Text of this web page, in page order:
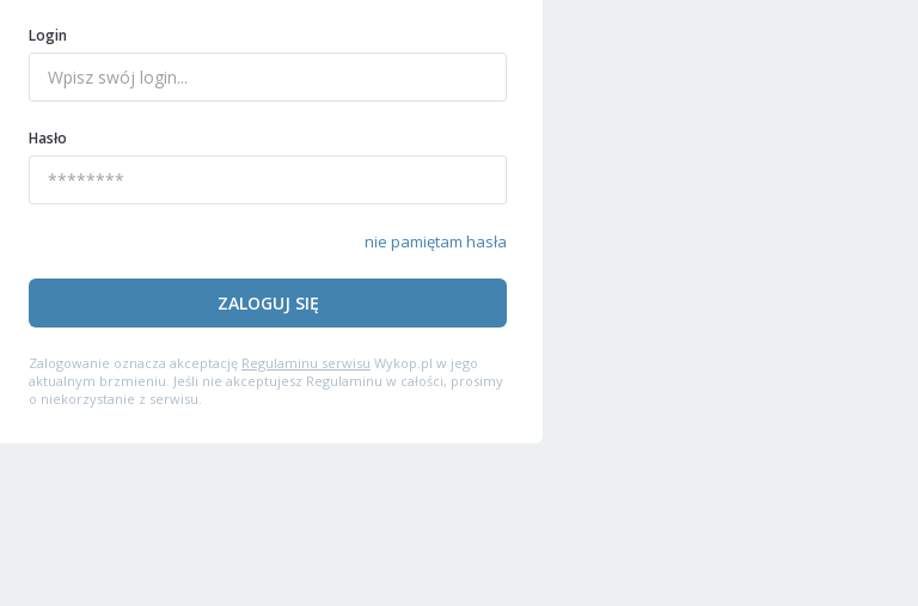
Login
Hasło
nie pamiętam hasła
ZALOGUJ SIĘ
Zalogowanie oznacza akceptację Regulaminu serwisu Wykop.pl w jego
aktualnym brzmieniu. Jeśli nie akceptujesz Regulaminu w całości, prosimy
o niekorzystanie z serwisu.